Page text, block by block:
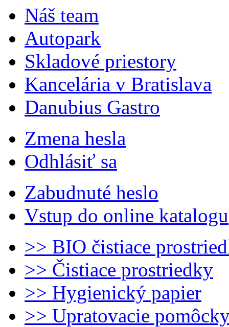
Náš team
Autopark
Skladové priestory
Kancelária v Bratislava
Danubius Gastro
Zmena hesla
Odhlásiť sa
Zabudnuté heslo
Vstup do online katalogu
>> BIO čistiace
>> Čistiace prostriedky
>> Hygienický papier
>> Upratovacie